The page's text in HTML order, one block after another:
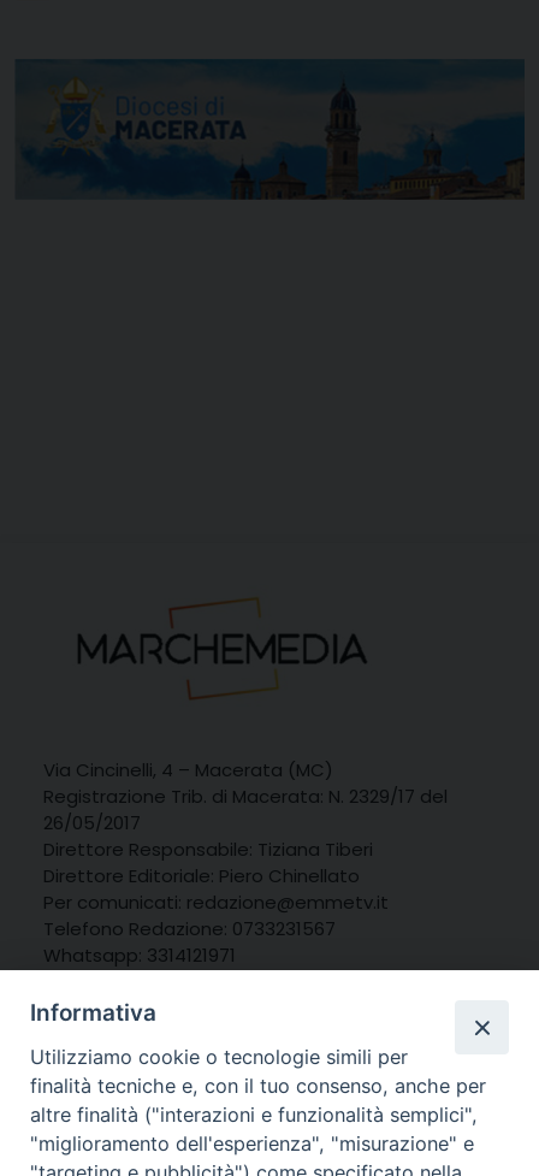
Via Cincinelli, 4 – Macerata (MC)
Registrazione Trib. di Macerata: N. 2329/17 del
26/05/2017
Direttore Responsabile: Tiziana Tiberi
Direttore Editoriale: Piero Chinellato
Per comunicati: redazione@emmetv.it
Telefono Redazione: 0733231567
Whatsapp: 3314121971
Informativa
Utilizziamo cookie o tecnologie simili per
finalità tecniche e, con il tuo consenso, anche per
altre finalità ("interazioni e funzionalità semplici",
"miglioramento dell'esperienza", "misurazione" e